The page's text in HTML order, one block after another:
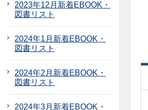
2023年12月新着EBOOK・
図書リスト
2024年1月新着EBOOK・
図書リスト
2024年2月新着EBOOK・
図書リスト
2024年3月新着EBOOK・